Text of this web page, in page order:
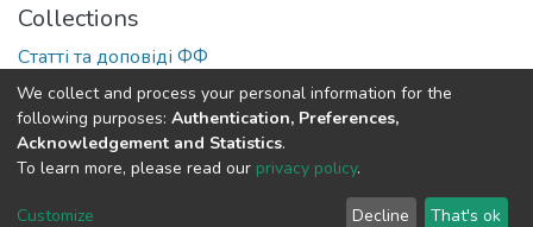
Collections
Статті та доповіді ФФ
Full item page
DSpace software copyright © 2009-2026
Cookie
End User
Send
We collect and process your personal information for the
following purposes: Authentication, Preferences,
Acknowledgement and Statistics.
To learn more, please read our privacy policy.
Customize Decline That's ok